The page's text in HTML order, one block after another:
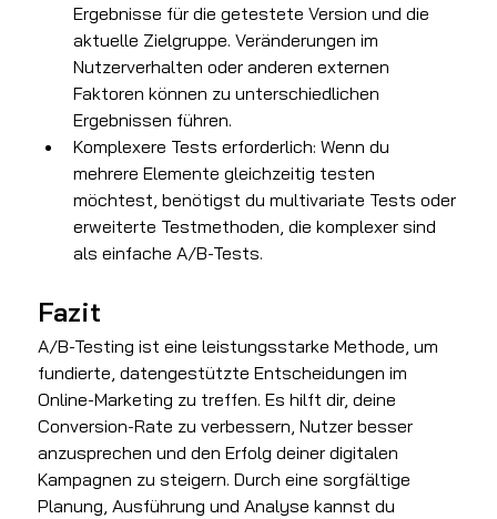
Ergebnisse für die getestete Version und die
aktuelle Zielgruppe. Veränderungen im
Nutzerverhalten oder anderen externen
Faktoren können zu unterschiedlichen
Ergebnissen führen.
Komplexere Tests erforderlich: Wenn du
mehrere Elemente gleichzeitig testen
möchtest, benötigst du multivariate Tests oder
erweiterte Testmethoden, die komplexer sind
als einfache A/B-Tests.
Fazit
A/B-Testing ist eine leistungsstarke Methode, um
fundierte, datengestützte Entscheidungen im
Online-Marketing zu treffen. Es hilft dir, deine
Conversion-Rate zu verbessern, Nutzer besser
anzusprechen und den Erfolg deiner digitalen
Kampagnen zu steigern. Durch eine sorgfältige
Planung, Ausführung und Analyse kannst du